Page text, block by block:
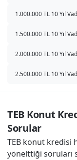
1.000.000 TL 10 Yıl
1.500.000 TL 10 Yıl
2.000.000 TL 10 Yıl
2.500.000 TL 10 Yıl
TEB Konut
Sorular
TEB konut kredisi
yönelttiği soruları